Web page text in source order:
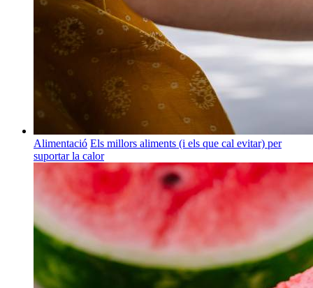
Alimentació Els millors aliments (i els que cal evitar) per
suportar la calor